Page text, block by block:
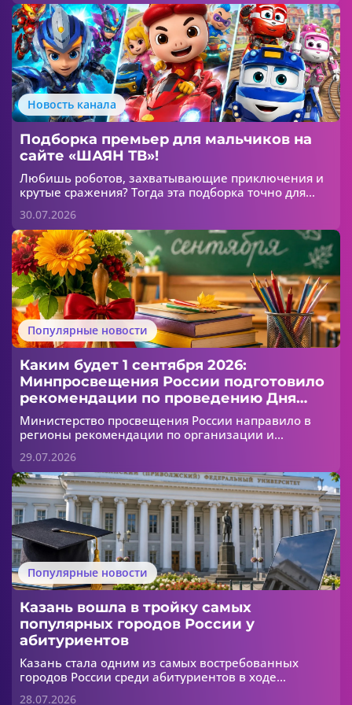
свои знания.
Новость канала
Подборка премьер для мальчиков на
сайте «ШАЯН ТВ»!
Любишь роботов, захватывающие приключения и
крутые сражения? Тогда эта подборка точно для
30.07.2026
Популярные новости
Каким будет 1 сентября 2026:
Минпросвещения России подготовило
рекомендации по проведению Дня
знаний
Министерство просвещения России направило в
регионы рекомендации по организации и
сентября 2026 года. Документ предназначен для
школ и организаций среднего профессионального
образования. В этом году особое внимание уделено
мероприятиям, посвященным Году единства
народов России.
29.07.2026
Популярные новости
Казань вошла в тройку самых
популярных городов России у
абитуриентов
Казань стала одним из самых востребованных
городов России среди абитуриентов в ходе
28.07.2026